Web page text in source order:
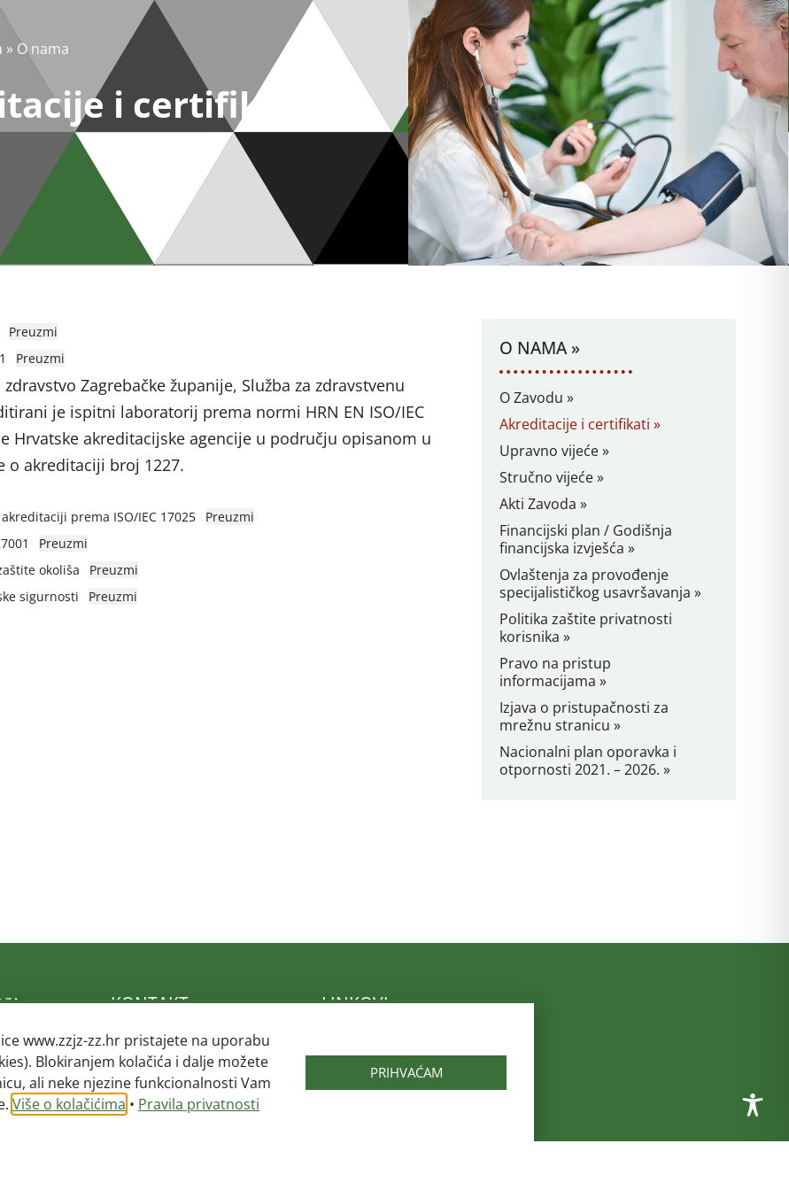
» O nama
i certifikati
Preuzmi
Preuzmi
Zagrebačke županije, Služba za zdravstvenu
je ispitni laboratorij prema normi HRN EN ISO/IEC
Hrvatske akreditacijske agencije u području opisanom u
o akreditaciji broj 1227.
prema ISO/IEC 17025
Preuzmi
Preuzmi
okoliša
Preuzmi
sigurnosti
Preuzmi
O NAMA »
O Zavodu »
Akreditacije i certifikati »
Upravno vijeće »
Stručno vijeće »
Akti Zavoda »
Financijski plan / Godišnja
financijska izvješća »
Ovlaštenja za provođenje
specijalističkog usavršavanja »
Politika zaštite privatnosti
korisnika »
Pravo na pristup
informacijama »
Izjava o pristupačnosti za
mrežnu stranicu »
Nacionalni plan oporavka i
otpornosti 2021. – 2026. »
KONTAKT
Adresa: Mokrička 54, 10290
Zaprešić
Telefon: 01 3319 109
Telefax: 01 3319 108
LINKOVI
Hrvatski zavod za javno
zdravstvo
Zagrebačka županija
www.zzjz-zz.hr pristajete na uporabu
Blokiranjem kolačića i dalje možete
ali neke njezine funkcionalnosti Vam
Više o kolačićima • Pravila privatnosti
PRIHVAĆAM